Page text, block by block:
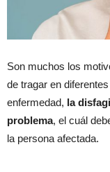
Son muchos los
de tragar en
enfermedad, la
problema, el cuál
la persona afectada.